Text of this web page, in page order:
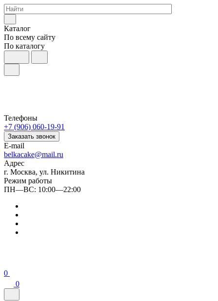
Каталог
По всему сайту
По каталогу
Телефоны
+7 (906) 060-19-91
Заказать звонок
E-mail
belkacake@mail.ru
Адрес
г. Москва, ул. Никитина
Режим работы
ПН—ВС: 10:00—22:00
0
0